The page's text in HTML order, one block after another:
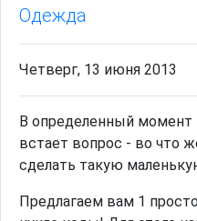
Одежда
Четверг, 13 июня 2013
В определенный
встает вопрос - во что
сделать такую
Предлагаем вам 1